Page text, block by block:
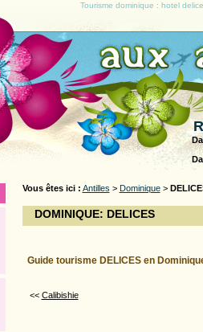
Tourisme dominique : hotel
Vous êtes ici : Antilles > Dominique>
DOMINIQUE: DELICES
Guide tourisme DELICES en
<< Calibishie